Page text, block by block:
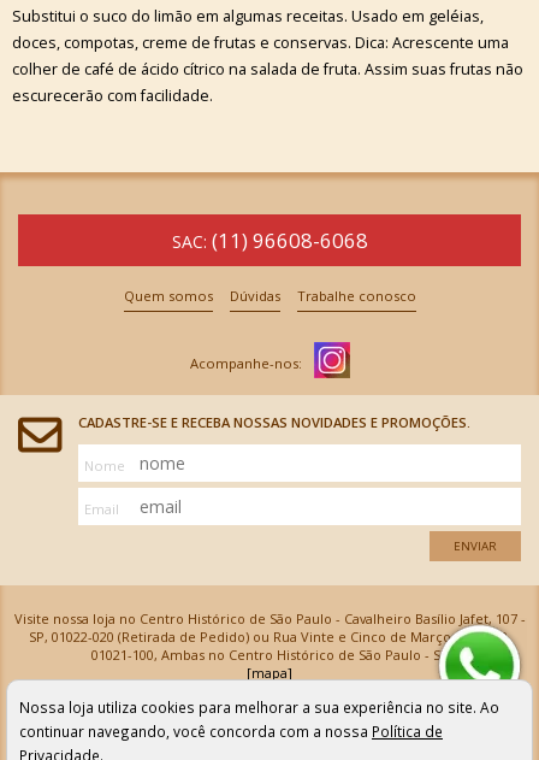
Substitui o suco do limão em algumas receitas. Usado em geléias,
doces, compotas, creme de frutas e conservas. Dica: Acrescente uma
colher de café de ácido cítrico na salada de fruta. Assim suas frutas não
escurecerão com facilidade.
SAC: (11) 96608-6068
Quem somos Dúvidas Trabalhe conosco
CADASTRE-SE E RECEBA NOSSAS NOVIDADES E PROMOÇÕES.
Nome
Email
ENVIAR
Visite nossa loja no Centro Histórico de São Paulo - Cavalheiro Basílio Jafet, 107 -
SP, 01022-020 (Retirada de Pedido) ou Rua Vinte e Cinco de Março, 576 - SP,
01021-100, Ambas no Centro Histórico de São Paulo - SP
[mapa]
Armarinhos Santa Cecília Ltda | CNPJ: 61.069.639/0001-18
Os preços e as condições de pagamento apresentadas na loja virtual não valem para nossa loja física e
podem sofrer alterações sem aviso prévio. Vendas com cartão de crédito sujeitas a análise e
confirmação de dados.
Nossa loja utiliza cookies para melhorar a sua experiência no site. Ao
continuar navegando, você concorda com a nossa Política de
Privacidade.